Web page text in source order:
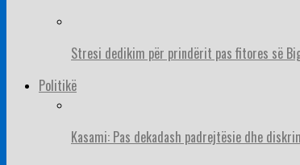
Stresi dedikim për prindërit pas fitores së
Politikë
Kasami: Pas dekadash padrejtësie dhe